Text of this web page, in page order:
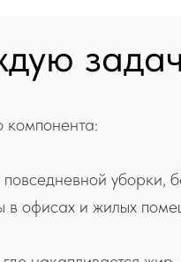
компонента:
уборки,
в офисах и жилых